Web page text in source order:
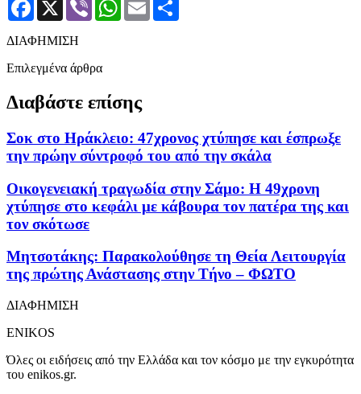
ΔΙΑΦΗΜΙΣΗ
Επιλεγμένα άρθρα
Διαβάστε επίσης
Σοκ στο Ηράκλειο: 47χρονος χτύπησε και έσπρωξε
την πρώην σύντροφό του από την σκάλα
Οικογενειακή τραγωδία στην Σάμο: Η 49χρονη
χτύπησε στο κεφάλι με κάβουρα τον πατέρα της και
τον σκότωσε
Μητσοτάκης: Παρακολούθησε τη Θεία Λειτουργία
της πρώτης Ανάστασης στην Τήνο – ΦΩΤΟ
ΔΙΑΦΗΜΙΣΗ
ENIKOS
Όλες οι ειδήσεις από την Ελλάδα και τον κόσμο με την εγκυρότητα
του enikos.gr.